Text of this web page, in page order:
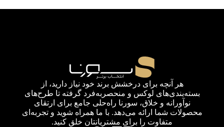
هر آنچه برای درخشش برند خود نیاز دارید، از
بسته‌بندی‌های لوکس و منحصربه‌فرد گرفته تا طرح‌های
نوآورانه و خلاق، سورنا راه‌حلی جامع برای ارتقای
محصولات شما ارائه می‌دهد. با ما همراه شوید و تجربه‌ای
متفاوت را برای مشتریانتان خلق کنید.